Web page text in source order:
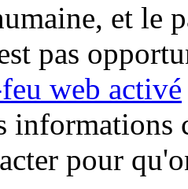
et le
pas
web activé
informations
pour